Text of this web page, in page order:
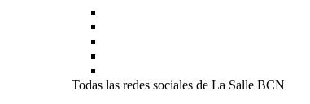
Todas las redes sociales de La Salle BCN